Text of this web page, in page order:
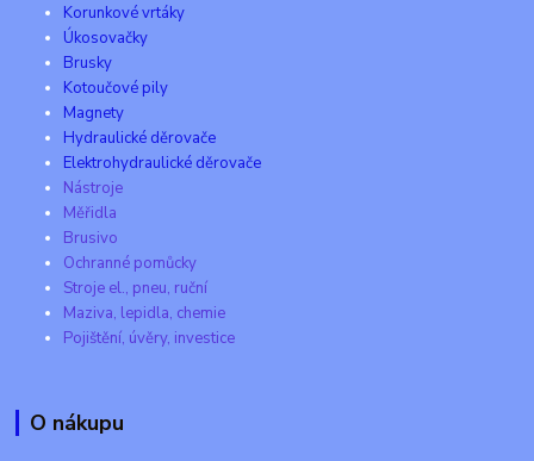
Korunkové vrtáky
Úkosovačky
Brusky
Kotoučové pily
Magnety
Hydraulické děrovače
Elektrohydraulické děrovače
Nástroje
Měřidla
Brusivo
Ochranné pomůcky
Stroje el., pneu, ruční
Maziva, lepidla, chemie
Pojištění, úvěry, investice
O nákupu